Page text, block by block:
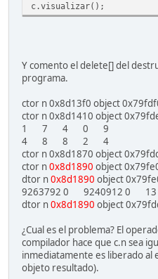
c.visualizar();
Y comento el delete[] del
programa.
ctor n 0x8d13f0 object
ctor n 0x8d1410 object
1 7 4 0 9
4 8 8 2 4
ctor n 0x8d1870 object
ctor n0x8d1890 object
dtor n0x8d1890 object
9263792 0 9240912 0 13
dtor n0x8d1890 object
¿Cual es el problema? El
compilador hace que c.n sea
inmediatamente es liberado al
objeto resultado).